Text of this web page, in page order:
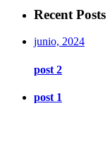
Recent Posts
junio, 2024
post 2
post 1